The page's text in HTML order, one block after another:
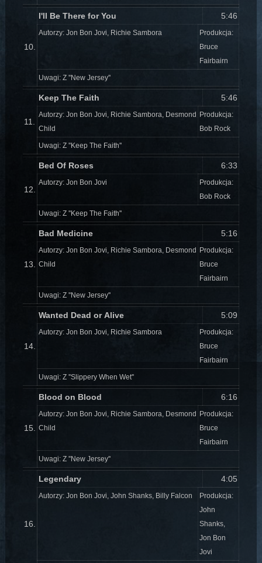
10.
I'll Be There for You 5:46
Autorzy: Jon Bon Jovi, Richie Sambora
Produkcja:
Bruce
Fairbairn
Uwagi: Z ''New Jersey''
11.
Keep The Faith 5:46
Autorzy: Jon Bon Jovi, Richie Sambora, Desmond
Child
Produkcja:
Bob Rock
Uwagi: Z ''Keep The Faith''
12.
Bed Of Roses 6:33
Autorzy: Jon Bon Jovi
Produkcja:
Bob Rock
Uwagi: Z ''Keep The Faith''
13.
Bad Medicine 5:16
Autorzy: Jon Bon Jovi, Richie Sambora, Desmond
Child
Produkcja:
Bruce
Fairbairn
Uwagi: Z ''New Jersey''
14.
Wanted Dead or Alive 5:09
Autorzy: Jon Bon Jovi, Richie Sambora
Produkcja:
Bruce
Fairbairn
Uwagi: Z ''Slippery When Wet''
15.
Blood on Blood 6:16
Autorzy: Jon Bon Jovi, Richie Sambora, Desmond
Child
Produkcja:
Bruce
Fairbairn
Uwagi: Z ''New Jersey''
16.
Legendary 4:05
Autorzy: Jon Bon Jovi, John Shanks, Billy Falcon
Produkcja:
John
Shanks,
Jon Bon
Jovi